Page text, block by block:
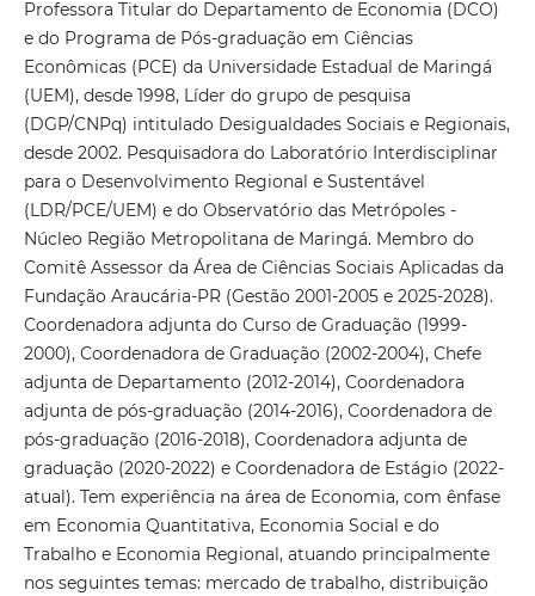
Professora Titular do Departamento de Economia (DCO)
e do Programa de Pós-graduação em Ciências
Econômicas (PCE) da Universidade Estadual de Maringá
(UEM), desde 1998, Líder do grupo de pesquisa
(DGP/CNPq) intitulado Desigualdades Sociais e Regionais,
desde 2002. Pesquisadora do Laboratório Interdisciplinar
para o Desenvolvimento Regional e Sustentável
(LDR/PCE/UEM) e do Observatório das Metrópoles -
Núcleo Região Metropolitana de Maringá. Membro do
Comitê Assessor da Área de Ciências Sociais Aplicadas da
Fundação Araucária-PR (Gestão 2001-2005 e 2025-2028).
Coordenadora adjunta do Curso de Graduação (1999-
2000), Coordenadora de Graduação (2002-2004), Chefe
adjunta de Departamento (2012-2014), Coordenadora
adjunta de pós-graduação (2014-2016), Coordenadora de
pós-graduação (2016-2018), Coordenadora adjunta de
graduação (2020-2022) e Coordenadora de Estágio (2022-
atual). Tem experiência na área de Economia, com ênfase
em Economia Quantitativa, Economia Social e do
Trabalho e Economia Regional, atuando principalmente
nos seguintes temas: mercado de trabalho, distribuição